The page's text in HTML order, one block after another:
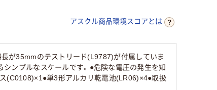
アスクル商品環境スコアとは
が35mmのテストリード(L9787)が付属していま
ンプルなスケールです。●危険な電圧の発生を知
(C0108)×1●単3形アルカリ乾電池(LR06)×4●取扱